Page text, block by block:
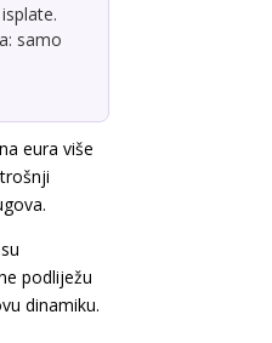
samo
eura više
podliježu
dinamiku.